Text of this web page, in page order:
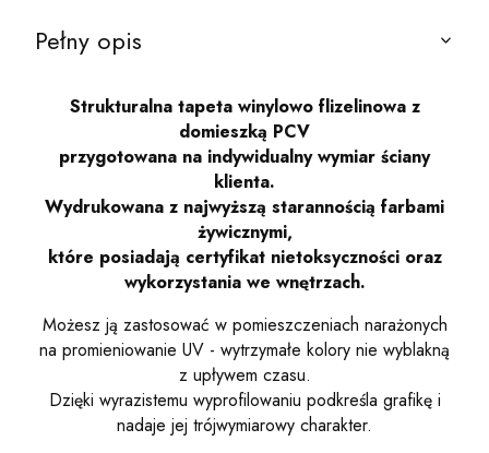
Pełny opis
Strukturalna tapeta winylowo flizelinowa z
domieszką PCV
przygotowana na indywidualny wymiar ściany
klienta.
Wydrukowana z najwyższą starannością farbami
żywicznymi,
które posiadają certyfikat nietoksyczności oraz
wykorzystania we wnętrzach.
Możesz ją zastosować w pomieszczeniach narażonych
na promieniowanie UV - wytrzymałe kolory nie wyblakną
z upływem czasu.
Dzięki wyrazistemu wyprofilowaniu podkreśla grafikę i
nadaje jej trójwymiarowy charakter.